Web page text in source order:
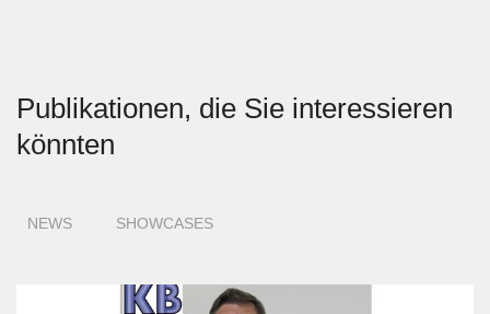
Publikationen, die Sie interessieren
könnten
NEWS SHOWCASES